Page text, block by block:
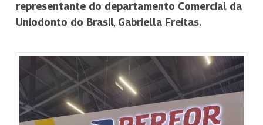
representante do departamento Comercial da
Uniodonto do Brasil, Gabriella Freitas.